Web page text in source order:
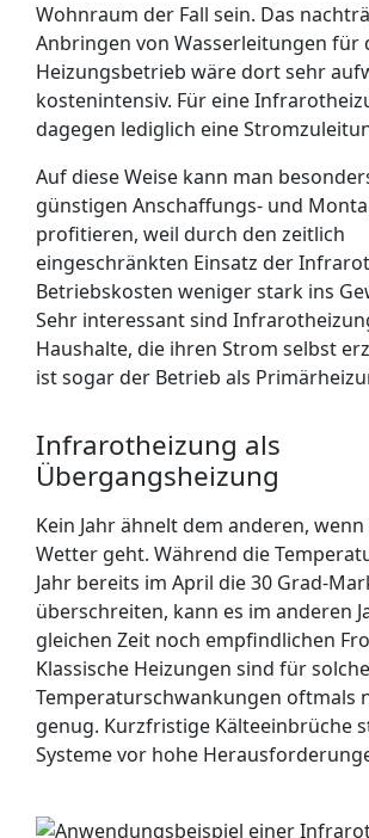
Wohnraum der Fall sein. Das
Anbringen von Wasserleitungen für
Heizungsbetrieb wäre dort sehr
kostenintensiv. Für eine
dagegen lediglich eine
Auf diese Weise kann man
günstigen Anschaffungs- und
profitieren, weil durch den zeitlich
eingeschränkten Einsatz der
Betriebskosten weniger stark ins
Sehr interessant sind
Haushalte, die ihren Strom selbst
ist sogar der Betrieb als
Infrarotheizung als
Übergangsheizung
Kein Jahr ähnelt dem anderen, wenn
Wetter geht. Während die
Jahr bereits im April die 30 Grad-
überschreiten, kann es im anderen
gleichen Zeit noch empfindlichen
Klassische Heizungen sind für solche
Temperaturschwankungen oftmals
genug. Kurzfristige Kälteeinbrüche
Systeme vor hohe